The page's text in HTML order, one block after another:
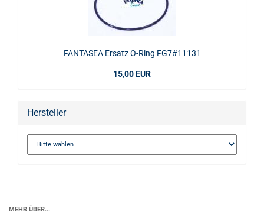
FANTASEA Ersatz O-Ring FG7#11131
15,00 EUR
Hersteller
MEHR ÜBER...